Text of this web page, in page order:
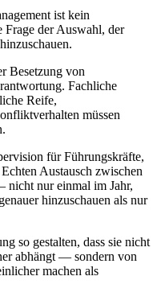
ist kein
Frage der Auswahl, der
Besetzung von
Fachliche
Reife,
müssen
für Führungskräfte,
Austausch zwischen
nicht nur einmal im Jahr,
hinzuschauen als nur
so gestalten, dass sie nicht
abhängt — sondern von
machen als